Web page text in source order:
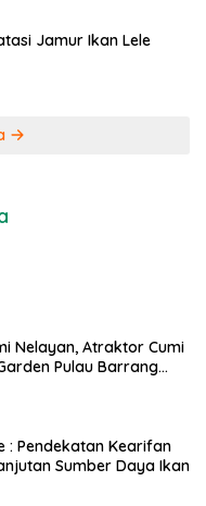
Jamur Ikan Lele
Nelayan, Atraktor Cumi
Pulau Barrang
: Pendekatan Kearifan
Sumber Daya Ikan